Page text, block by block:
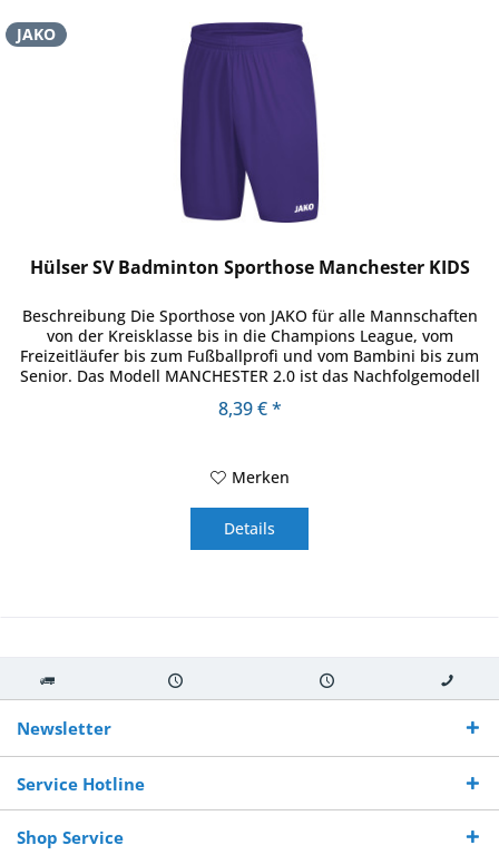
JAKO
Hülser SV Badminton Sporthose Manchester KIDS
Beschreibung Die Sporthose von JAKO für alle Mannschaften
von der Kreisklasse bis in die Champions League, vom
Freizeitläufer bis zum Fußballprofi und vom Bambini bis zum
Senior. Das Modell MANCHESTER 2.0 ist das Nachfolgemodell
8,39 € *
Merken
Details
Kostenloser
Versand ab €
250,-
Versand innerhalb von Versand von So erreichen
Sie uns 0160
970 511 90
Newsletter
Service Hotline
Shop Service